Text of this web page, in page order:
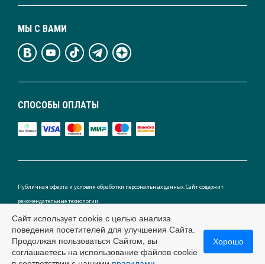
СПОСОБЫ ОПЛАТЫ
МЫ С ВАМИ
Публичная оферта и условия обработки персональных данных. Сайт содержит
рекомендательные технологии.
Россия
Сайт использует cookie с целью анализа
поведения посетителей для улучшения Сайта.
Продолжая пользоваться Сайтом, вы
соглашаетесь на использование файлов cookie
Хорошо